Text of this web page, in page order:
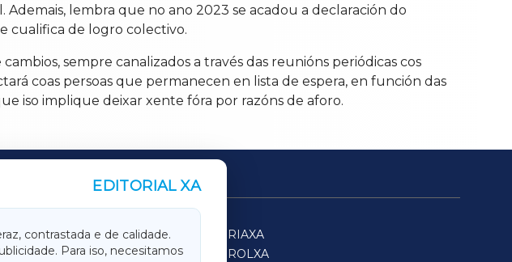
lembra que no ano 2023 se acadou a declaración do
cualifica de logro colectivo.
sempre canalizados a través das reunións periódicas cos
coas persoas que permanecen en lista de espera, en función das
iso implique deixar xente fóra por razóns de aforo.
EDITORIAL XA
contrastada e de calidade.
Para iso, necesitamos
SARRIAXA
FERROLXA